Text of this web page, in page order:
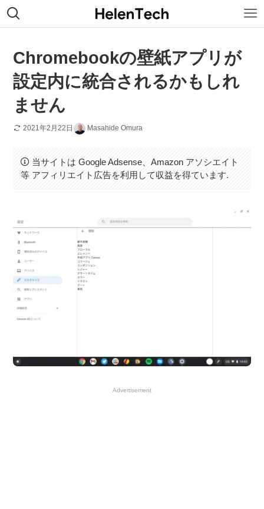
Chromebookの壁紙アプリが
設定内に統合されるかもしれ
ません
2021年2月22日 Masahide Omura
当サイトは Google Adsense、Amazon アソシエイト
等 アフィリエイト広告を利用して収益を得ています.
Advertisement